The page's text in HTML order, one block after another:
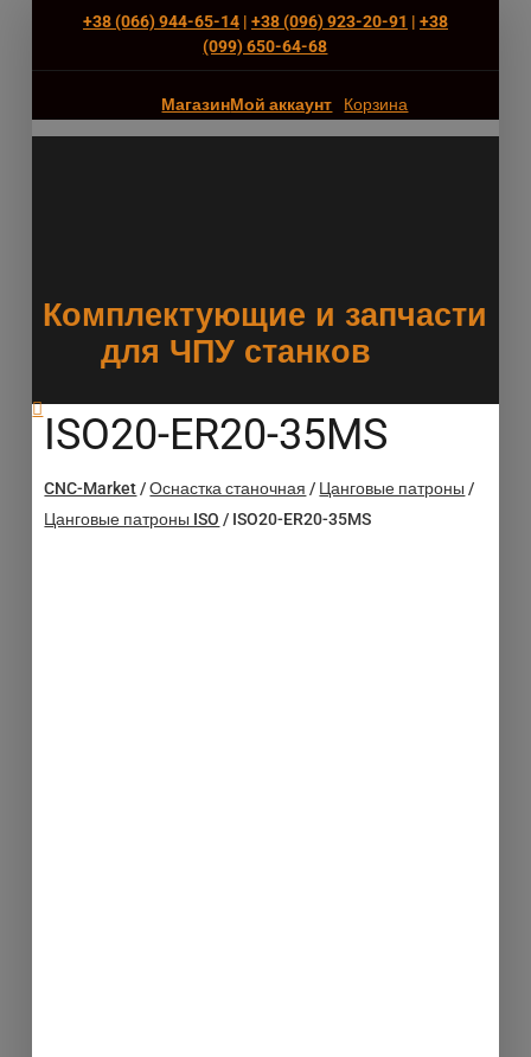
+38 (066) 944-65-14| +38 (096) 923-20-91 | +38
(‎099) 650-64-68
МагазинМой аккаунт Корзина
Комплектующие и запчасти
для ЧПУ станков
ISO20-ER20-35MS
CNC-Market/Оснастка станочная / Цанговые патроны /
Цанговые патроны ISO / ISO20-ER20-35MS